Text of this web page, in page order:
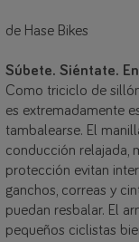
de Hase Bikes
Súbete. Siéntate.
Como triciclo de
es extremadamente
tambalearse. El
conducción relajada,
protección evitan
ganchos, correas y
puedan resbalar. El
pequeños ciclistas